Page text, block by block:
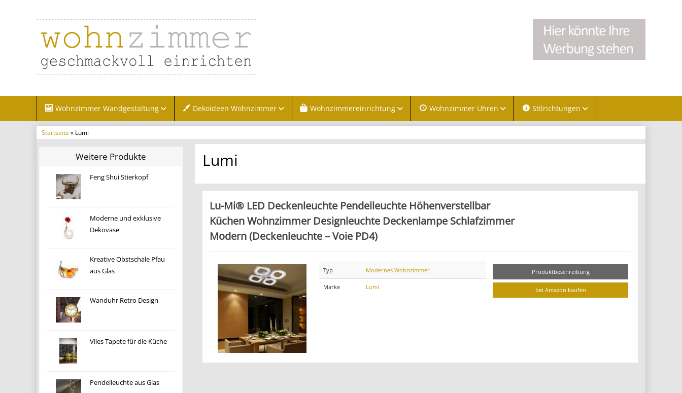
Wohnzimmer Wandgestaltung Dekoideen Wohnzimmer Wohnzimmereinrichtung Wohnzimmer Uhren Stilrichtungen
Startseite» Lumi
Weitere Produkte
Feng Shui Stierkopf
Moderne und exklusive
Dekovase
Kreative Obstschale Pfau
aus Glas
Wanduhr Retro Design
Vlies Tapete für die Küche
Pendelleuchte aus Glas
Lumi
Lu-Mi® LED Deckenleuchte Pendelleuchte Höhenverstellbar
Küchen Wohnzimmer Designleuchte Deckenlampe Schlafzimmer
Modern (Deckenleuchte – Voie PD4)
Typ Modernes Wohnzimmer
Marke Lumi
Produktbeschreibung
bei Amazon kaufen